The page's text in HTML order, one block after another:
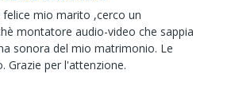
mio marito ,cerco un
montatore audio-video che sappia
sonora del mio matrimonio. Le
Grazie per l'attenzione.